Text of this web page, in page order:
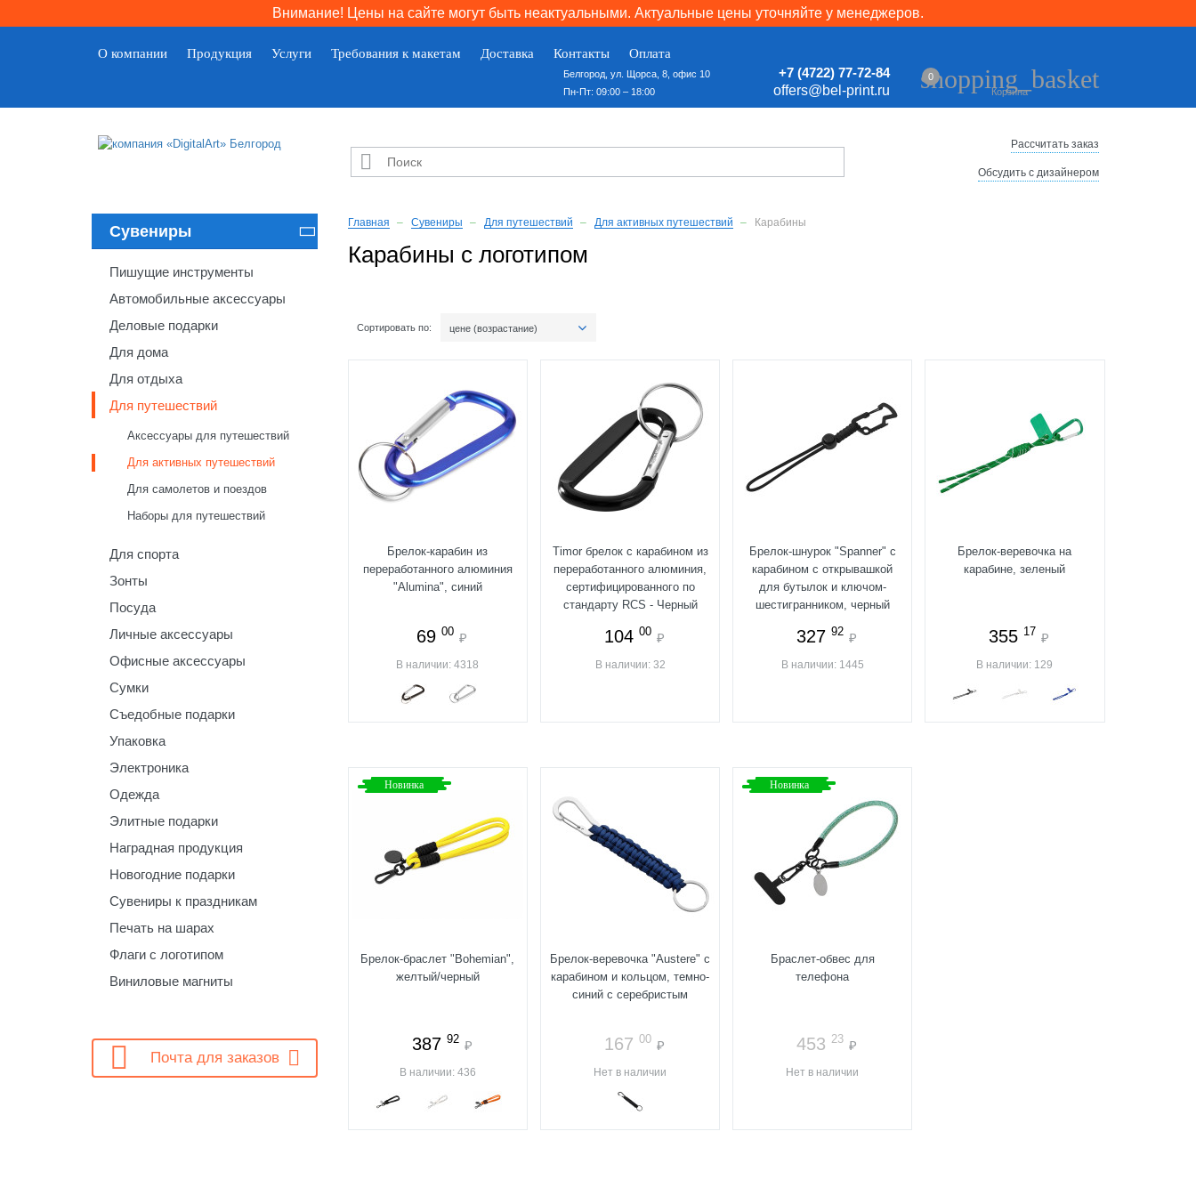
Внимание! Цены на сайте могут быть неактуальными. Актуальные цены уточняйте у менеджеров.
О компании Продукция Услуги Требования к макетам Доставка Контакты Оплата
Белгород, ул. Щорса, 8, офис 10
Пн-Пт: 09:00 – 18:00
+7 (4722) 77-72-84
offers@bel-print.ru
shopping_basket
Корзина
0

Рассчитать заказ
Обсудить с дизайнером
Сувениры 
Пишущие инструменты
Автомобильные аксессуары
Деловые подарки
Для дома
Для отдыха
Для путешествий
Аксессуары для путешествий
Для активных путешествий
Для самолетов и поездов
Наборы для путешествий
Для спорта
Зонты
Посуда
Личные аксессуары
Офисные аксессуары
Сумки
Съедобные подарки
Упаковка
Электроника
Одежда
Элитные подарки
Наградная продукция
Новогодние подарки
Сувениры к праздникам
Печать на шарах
Флаги с логотипом
Виниловые магниты
 Почта для заказов
Главная Сувениры Для путешествий Для активных путешествий Карабины
Карабины с логотипом
Сортировать по: цене (возрастание)
Брелок-карабин из
переработанного алюминия
"Alumina", синий
69 00 ₽
В наличии: 4318
Timor брелок с карабином из
переработанного алюминия,
сертифицированного по
стандарту RCS - Черный
104 00 ₽
В наличии: 32
Брелок-шнурок "Spanner" с
карабином с открывашкой
для бутылок и ключом-
шестигранником, черный
327 92 ₽
В наличии: 1445
Брелок-веревочка на
карабине, зеленый
355 17 ₽
В наличии: 129
Новинка
Брелок-браслет "Bohemian",
желтый/черный
387 92 ₽
В наличии: 436
Брелок-веревочка "Austere" с
карабином и кольцом, темно-
синий с серебристым
167 00 ₽
Нет в наличии
Новинка
Браслет-обвес для
телефона
453 23 ₽
Нет в наличии